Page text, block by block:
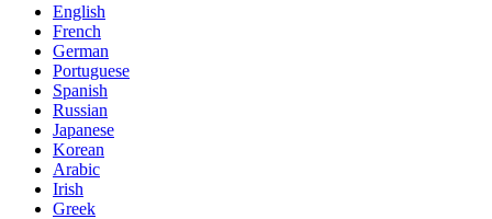
English
French
German
Portuguese
Spanish
Russian
Japanese
Korean
Arabic
Irish
Greek